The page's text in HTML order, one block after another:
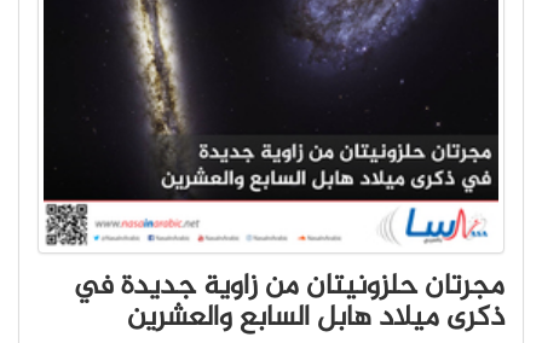
مجرتان حلزونيتان من زاوية جديدة في
ذكرى ميلاد هابل السابع والعشرين